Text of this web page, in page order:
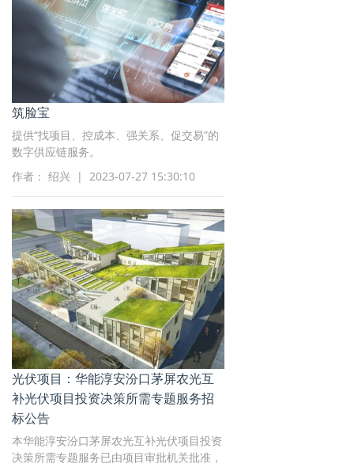
筑脸宝
提供“找项目、控成本、强关系、促交易”的
数字供应链服务。
作者： 绍兴 | 2023-07-27 15:30:10
光伏项目：华能淳安汾口茅屏农光互
补光伏项目投资决策所需专题服务招
标公告
本华能淳安汾口茅屏农光互补光伏项目投资
决策所需专题服务已由项目审批机关批准，